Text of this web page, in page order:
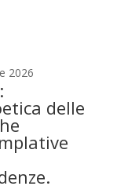
2026
delle